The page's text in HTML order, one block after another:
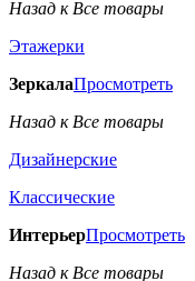
Назад к Все товары
Этажерки
ЗеркалаПросмотреть
Назад к Все товары
Дизайнерские
Классические
ИнтерьерПросмотреть
Назад к Все товары